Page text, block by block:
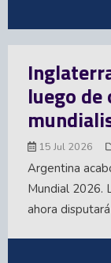
luego
15 Jul 2026
Argentina
Mundial 2026.
ahora